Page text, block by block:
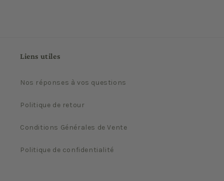
Liens utiles
Nos réponses à vos questions
Politique de retour
Conditions Générales de Vente
Politique de confidentialité